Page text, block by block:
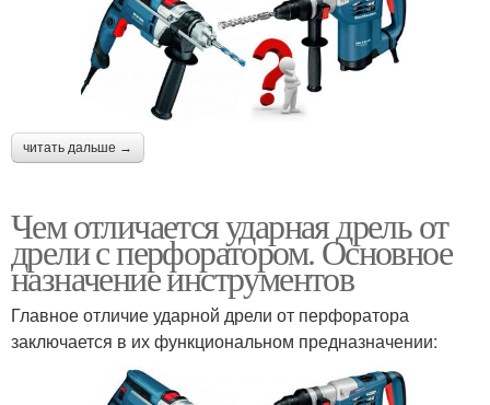
читать дальше →
Чем отличается ударная дрель от
дрели с перфоратором. Основное
назначение инструментов
Главное отличие ударной дрели от перфоратора
заключается в их функциональном предназначении: